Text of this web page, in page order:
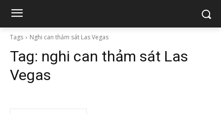
Tags Nghi can thảm sát Las Vegas
Tag: nghi can thảm sát Las
Vegas